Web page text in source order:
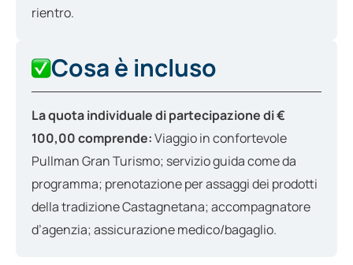
rientro.
Cosa è incluso
La quota individuale di partecipazione di €
100,00 comprende:Viaggio in confortevole
Pullman Gran Turismo; servizio guida come da
programma; prenotazione per assaggi dei prodotti
della tradizione Castagnetana; accompagnatore
d’agenzia; assicurazione medico/bagaglio.